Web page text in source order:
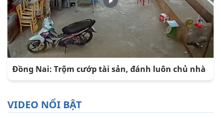
Đồng Nai: Trộm cướp tài sản, đánh luôn chủ nhà
VIDEO NỔI BẬT